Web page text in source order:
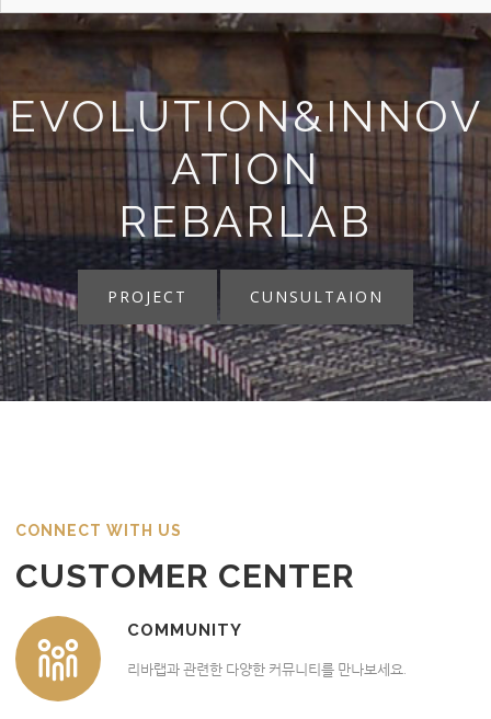
EVOLUTION&INNOV
ATION
REBARLAB
PROJECT CUNSULTAION
CONNECT WITH US
CUSTOMER CENTER
COMMUNITY
리바랩과 관련한 다양한 커뮤니티를 만나보세요.